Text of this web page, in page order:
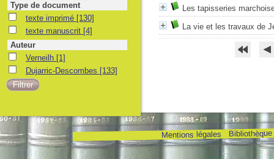
Les tapisseries
La vie et les travaux de
Mentions légales
Type de document
texte imprimé [130]
texte manuscrit [4]
Auteur
Verneilh [1]
Dujarric-Descombes [133]